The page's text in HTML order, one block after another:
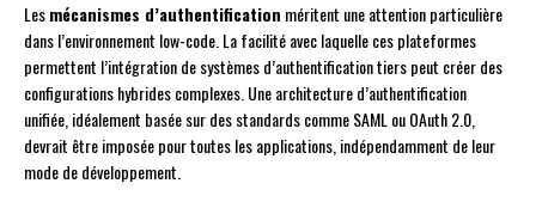
Lesmécanismes d’authentification méritent une attention particulière
dans l’environnement low-code. La facilité avec laquelle ces plateformes
permettent l’intégration de systèmes d’authentification tiers peut créer des
configurations hybrides complexes. Une architecture d’authentification
unifiée, idéalement basée sur des standards comme SAML ou OAuth 2.0,
devrait être imposée pour toutes les applications, indépendamment de leur
mode de développement.